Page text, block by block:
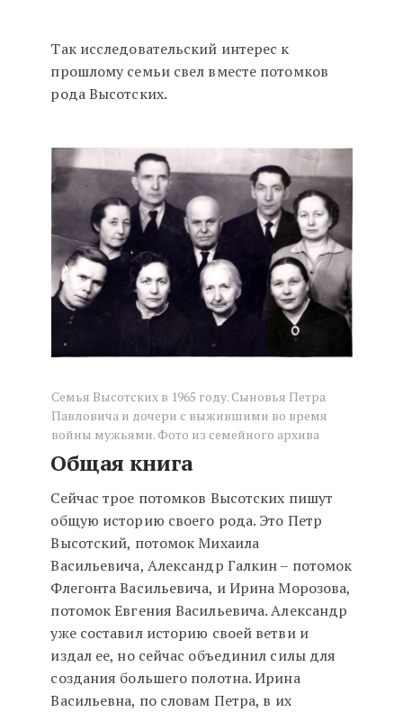
Так исследовательский интерес к
прошлому семьи свел вместе потомков
рода Высотских.
Семья Высотских в 1965 году. Сыновья Петра
Павловича и дочери с выжившими во время
войны мужьями. Фото из семейного архива
Общая книга
Сейчас трое потомков Высотских пишут
общую историю своего рода. Это Петр
Высотский, потомок Михаила
Васильевича, Александр Галкин – потомок
Флегонта Васильевича, и Ирина Морозова,
потомок Евгения Васильевича. Александр
уже составил историю своей ветви и
издал ее, но сейчас объединил силы для
создания большего полотна. Ирина
Васильевна, по словам Петра, в их